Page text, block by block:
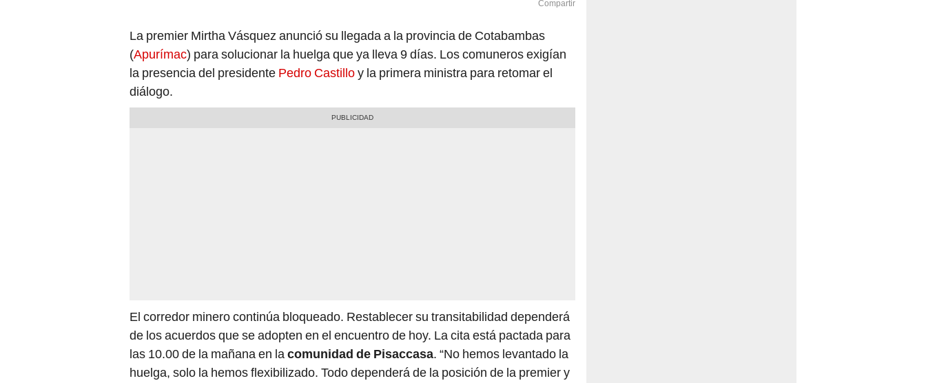
Compartir
La premier Mirtha Vásquez anunció su llegada a la provincia de Cotabambas
(Apurímac) para solucionar la huelga que ya lleva 9 días. Los comuneros exigían
la presencia del presidente Pedro Castilloy la primera ministra para retomar el
diálogo.
El corredor minero continúa bloqueado. Restablecer su transitabilidad dependerá
de los acuerdos que se adopten en el encuentro de hoy. La cita está pactada para
las 10.00 de la mañana en lacomunidad de Pisaccasa. “No hemos levantado la
huelga, solo la hemos flexibilizado. Todo dependerá de la posición de la premier y